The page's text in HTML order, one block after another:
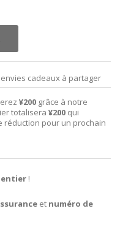
cadeaux à partager
¥200 grâce à notre
totalisera ¥200 qui
réduction pour un prochain
entier !
et numéro de